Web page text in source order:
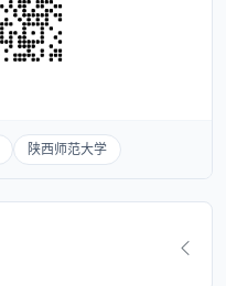
陕西师范大学